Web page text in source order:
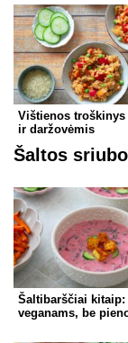
Vištienos
ir daržovėmis
Šaltos
Šaltibarščiai kitaip:
veganams, be